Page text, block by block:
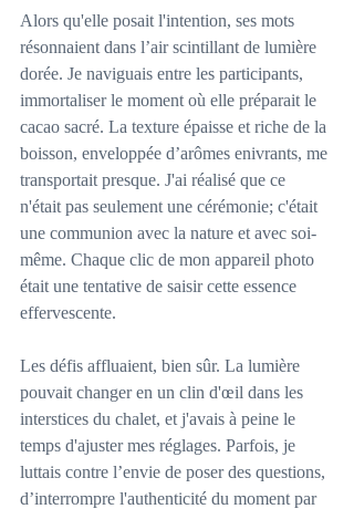
Alors qu'elle posait l'intention, ses mots
résonnaient dans l’air scintillant de lumière
dorée. Je naviguais entre les participants,
immortaliser le moment où elle préparait le
cacao sacré. La texture épaisse et riche de la
boisson, enveloppée d’arômes enivrants, me
transportait presque. J'ai réalisé que ce
n'était pas seulement une cérémonie; c'était
une communion avec la nature et avec soi-
même. Chaque clic de mon appareil photo
était une tentative de saisir cette essence
effervescente.
Les défis affluaient, bien sûr. La lumière
pouvait changer en un clin d'œil dans les
interstices du chalet, et j'avais à peine le
temps d'ajuster mes réglages. Parfois, je
luttais contre l’envie de poser des questions,
d’interrompre l'authenticité du moment par